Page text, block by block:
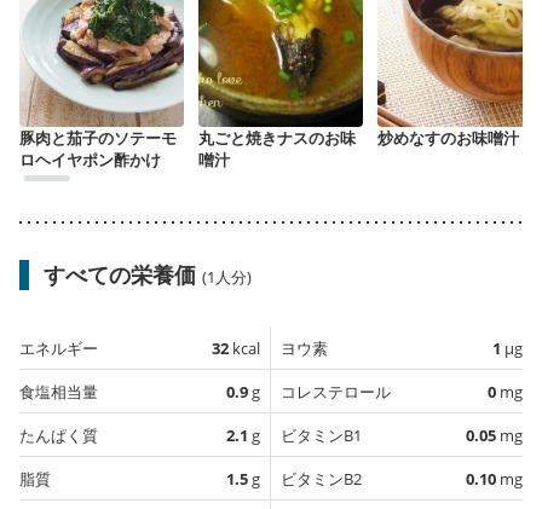
豚肉と茄子のソテーモ
ロヘイヤポン酢かけ
丸ごと焼きナスのお味
噌汁
炒めなすのお味噌汁
すべての栄養価 (1人分)
エネルギー 32 kcal
食塩相当量
0.9g
たんぱく質
2.1 g
脂質
1.5g
ヨウ素 1 µg
コレステロール
0 mg
ビタミンB1
0.05 mg
ビタミンB2
0.10 mg